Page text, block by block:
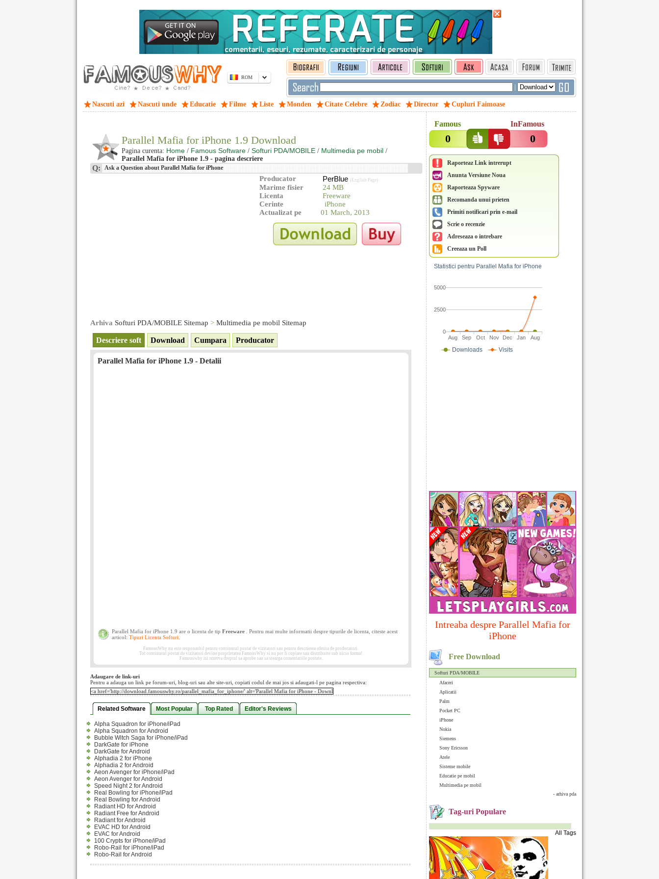
ROM
|
Nascuti azi Nascuti unde Educatie Filme Liste Monden Citate Celebre Zodiac Director Cupluri Faimoase
Famous InFamous
0 0
Raporteaz Link intrerupt
Anunta Versiune Noua
Raporteaza Spyware
Recomanda unui prieten
Primiti notificari prin e-mail
Scrie o recenzie
Adreseaza o intrebare
Creeaza un Poll
Aug Sep Oct Nov Dec Jan Aug
0
2500
5000
Statistici pentru Parallel Mafia for iPhone
Downloads Visits
Intreaba despre Parallel Mafia for
iPhone
Free Download
Softuri PDA/MOBILE
Afaceri
Aplicatii
Palm
Pocket PC
iPhone
Nokia
Siemens
Sony Ericsson
Atele
Sisteme mobile
Educatie pe mobil
Multimedia pe mobil
- arhiva pda
Tag-uri Populare
All Tags
Parallel Mafia for iPhone 1.9 Download
Pagina curenta: Home / Famous Software / Softuri PDA/MOBILE / Multimedia pe mobil /
Parallel Mafia for iPhone 1.9 - pagina descriere
Q: Ask a Question about Parallel Mafia for iPhone
Producator PerBlue (English Page)
Marime fisier
24 MB
Licenta
Freeware
Cerinte
iPhone
Actualizat pe
01 March, 2013
Arhiva Softuri PDA/MOBILE Sitemap > Multimedia pe mobil Sitemap
Descriere soft Download Cumpara Producator
Parallel Mafia for iPhone 1.9 - Detalii
Parallel Mafia for iPhone 1.9 are o licenta de tip Freeware
. Pentru mai multe informatii despre tipurile de licenta, citeste acest
articol: Tipuri Licenta Softuri
FamousWhy nu este responasbil pentru continutul postat de vizitatori sau pentru descrierea oferita de producatori.
Tot continutul postat de vizitatori devine proprietatea FamousWhy si nu pot fi copiate sau distribuite sub nicio forma!
Famouswhy isi rezerva dreptul sa aprobe sau sa stearga comentariile postate.
Adaugare de link-uri
Pentru a adauga un link pe forum-uri, blog-uri sau alte site-uri, copiati codul de mai jos si adaugati-l pe pagina respectiva:
Related Software Most Popular Top Rated Editor's Reviews
Alpha Squadron for iPhone/iPad
Alpha Squadron for Android
Bubble Witch Saga for iPhone/iPad
DarkGate for iPhone
DarkGate for Android
Alphadia 2 for iPhone
Alphadia 2 for Android
Aeon Avenger for iPhone/iPad
Aeon Avenger for Android
Speed Night 2 for Android
Real Bowling for iPhone/iPad
Real Bowling for Android
Radiant HD for Android
Radiant Free for Android
Radiant for Android
EVAC HD for Android
EVAC for Android
100 Crypts for iPhone/iPad
Robo-Rail for iPhone/iPad
Robo-Rail for Android